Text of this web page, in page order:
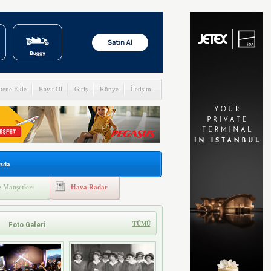
Ekle Kayıt Ol Giriş Künye İletişim
Manşetleri Hava Radar
Foto Galeri TÜMÜ